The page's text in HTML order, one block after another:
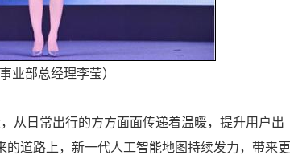
业部总经理李莹）
从日常出行的方方面面传递着温暖，提升用户出
道路上，新一代人工智能地图持续发力，带来更